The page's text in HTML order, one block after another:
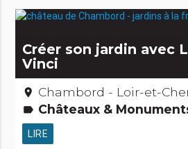
Créer son jardin avec
Vinci
place Chambord - Loir-et-
label Châteaux & Monuments Gastronomie [à manger] Jardins, activités de
LIRE